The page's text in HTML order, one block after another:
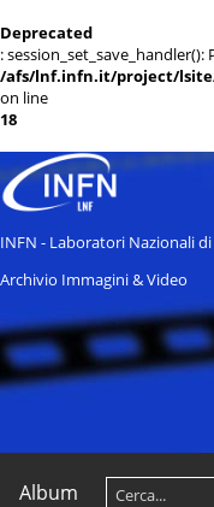
Deprecated
:
/afs/lnf.infn.it/project/
on line
18
INFN - Laboratori Nazionali
Archivio Immagini & Video
Album